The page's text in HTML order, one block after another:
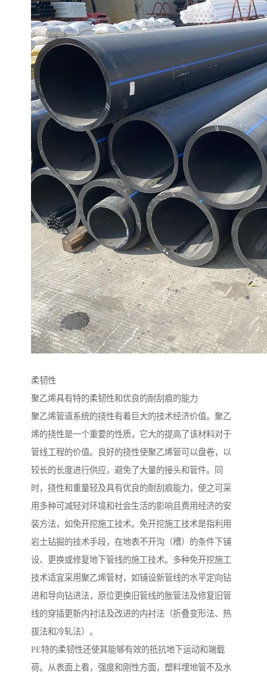
柔韧性
聚乙烯具有特的柔韧性和优良的耐刮痕的能力
聚乙烯管道系统的挠性有着巨大的技术经济价值。聚乙
烯的挠性是一个重要的性质，它大的提高了该材料对于
管线工程的价值。良好的挠性使聚乙烯管可以盘卷，以
较长的长度进行供应，避免了大量的接头和管件。同
时，挠性和重量轻及具有优良的耐刮痕能力，使之可采
用多种可减轻对环境和社会生活的影响且费用经济的安
装方法，如免开挖施工技术。免开挖施工技术是指利用
岩土钻掘的技术手段，在地表不开沟（槽）的条件下铺
设、更换或修复地下管线的施工技术。多种免开挖施工
技术适宜采用聚乙烯管材，如铺设新管线的水平定向钻
进和导向钻进法，原位更换旧管线的胀管法及修复旧管
线的穿插更新内衬法及改进的内衬法（折叠变形法、热
拔法和冷轧法）。
PE特的柔韧性还使其能够有效的抵抗地下运动和端载
荷。从表面上看，强度和刚性方面，塑料埋地管不及水